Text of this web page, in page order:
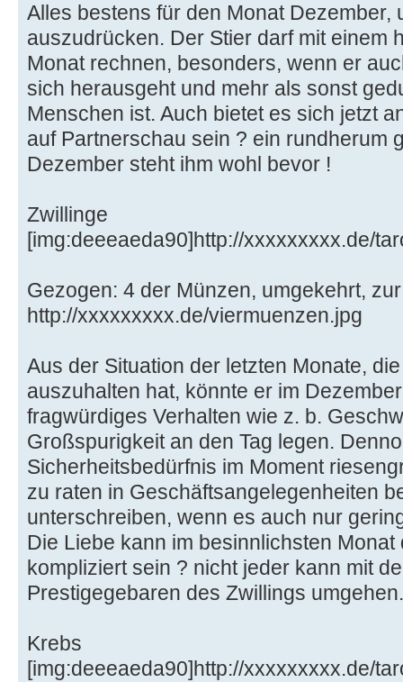
Alles bestens für den Monat Dezember,
auszudrücken. Der Stier darf mit einem
Monat rechnen, besonders, wenn er
sich herausgeht und mehr als sonst
Menschen ist. Auch bietet es sich jetzt
auf Partnerschau sein ? ein rundherum
Dezember steht ihm wohl bevor !
Zwillinge
[img:deeeaeda90]http://xxxxxxxxx.de/
Gezogen: 4 der Münzen, umgekehrt,
http://xxxxxxxxx.de/viermuenzen.jpg
Aus der Situation der letzten Monate,
auszuhalten hat, könnte er im
fragwürdiges Verhalten wie z. b.
Großspurigkeit an den Tag legen.
Sicherheitsbedürfnis im Moment
zu raten in Geschäftsangelegenheiten
unterschreiben, wenn es auch nur
Die Liebe kann im besinnlichsten
kompliziert sein ? nicht jeder kann mit
Prestigegebaren des Zwillings
Krebs
[img:deeeaeda90]http://xxxxxxxxx.de/